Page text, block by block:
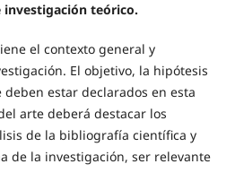
teórico.
el contexto general y
El objetivo, la hipótesis
estar declarados en esta
arte deberá destacar los
de la bibliografía científica y
de la investigación, ser relevante